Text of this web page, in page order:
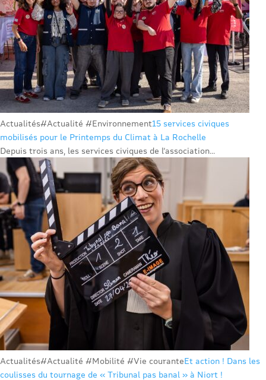
Actualités#Actualité #Environnement15 services civiques
mobilisés pour le Printemps du Climat à La Rochelle
Depuis trois ans, les services civiques de l’association...
Actualités#Actualité #Mobilité #Vie couranteEt action ! Dans les
coulisses du tournage de « Tribunal pas banal » à Niort !